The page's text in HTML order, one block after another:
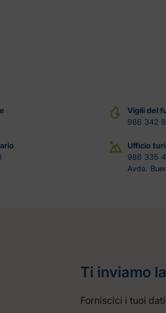
Vigili del
986 342
Ufficio
986 335
Avda.
Ti inviamo
Forniscici i tuoi